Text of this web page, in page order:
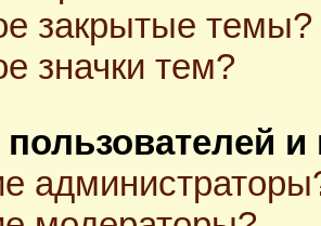
закрытые темы?
значки тем?
и